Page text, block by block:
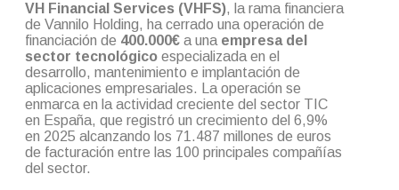
VH Financial Services (VHFS), la rama financiera
de Vannilo Holding, ha cerrado una operación de
financiación de 400.000€ a una empresa del
sector tecnológico especializada en el
desarrollo, mantenimiento e implantación de
aplicaciones empresariales. La operación se
enmarca en la actividad creciente del sector TIC
en España, que registró un crecimiento del 6,9%
en 2025 alcanzando los 71.487 millones de euros
de facturación entre las 100 principales compañías
del sector.